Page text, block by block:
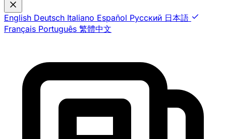
English Deutsch Italiano Español Русский 日本語
Français Português 繁體中文